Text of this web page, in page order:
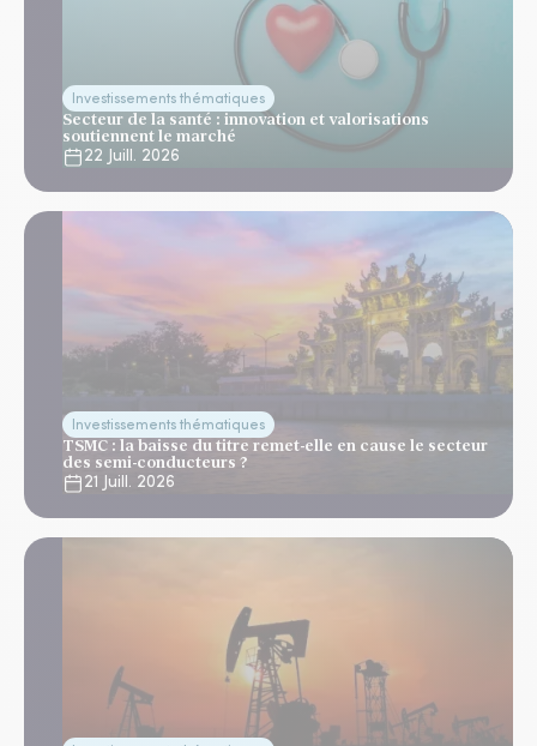
Investissements thématiques
Secteur de la santé : innovation et valorisations
soutiennent le marché
22 Juill. 2026
Investissements thématiques
TSMC : la baisse du titre remet-elle en cause le secteur
des semi-conducteurs ?
21 Juill. 2026